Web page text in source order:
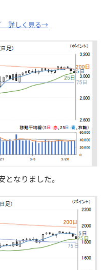
詳しく見る→
なりました。